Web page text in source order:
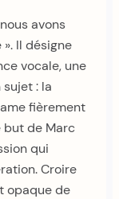
avons
Il désigne
vocale, une
: la
fièrement
but de Marc
qui
Croire
opaque de